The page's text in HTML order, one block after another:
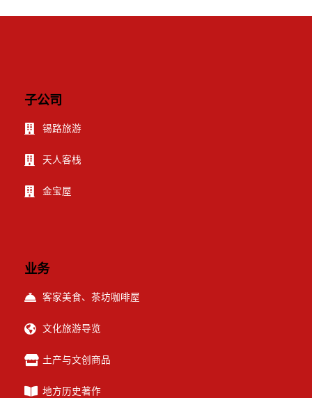
子公司
锡路旅游
天人客栈
金宝屋
业务
客家美食、茶坊咖啡屋
文化旅游导览
土产与文创商品
地方历史著作